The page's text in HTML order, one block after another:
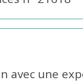
avec une